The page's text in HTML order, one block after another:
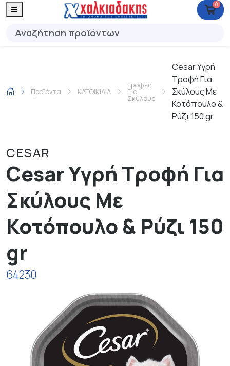
0
Προϊόντα ΚΑΤΟΙΚΙΔΙΑ
Τροφές
Για
Σκύλους
Cesar Υγρή
Τροφή Για
Σκύλους Με
Κοτόπουλο &
Ρύζι 150 gr
CESAR
Cesar Υγρή Τροφή Για
Σκύλους Με
Κοτόπουλο & Ρύζι 150
gr
64230